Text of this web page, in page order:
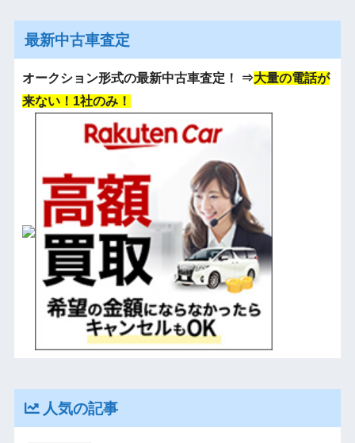
最新中古車査定
オークション形式の最新中古車査定！ ⇒大量の電話が
来ない！1社のみ！
人気の記事